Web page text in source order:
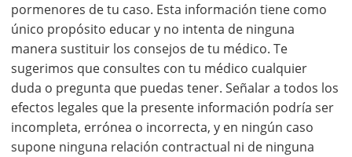
pormenores de tu caso. Esta información tiene como
único propósito educar y no intenta de ninguna
manera sustituir los consejos de tu médico. Te
sugerimos que consultes con tu médico cualquier
duda o pregunta que puedas tener. Señalar a todos los
efectos legales que la presente información podría ser
incompleta, errónea o incorrecta, y en ningún caso
supone ninguna relación contractual ni de ninguna